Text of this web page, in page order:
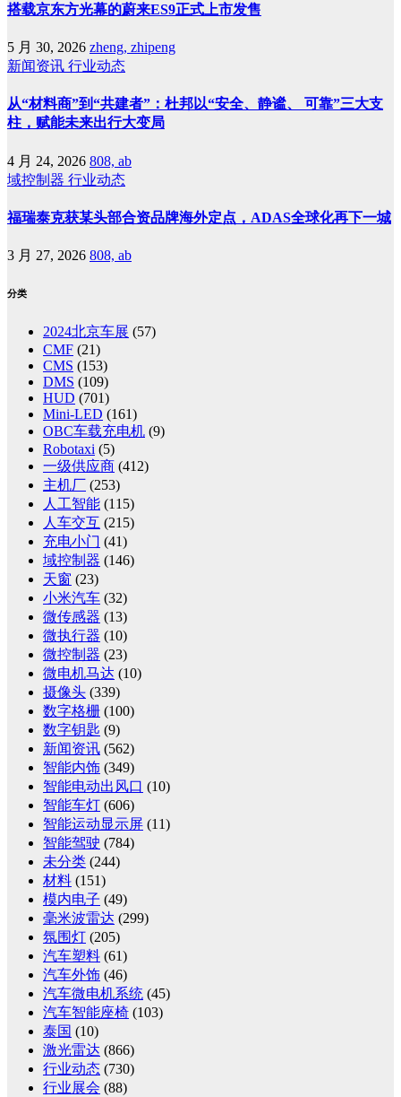
搭载京东方光幕的蔚来ES9正式上市发售
5 月 30, 2026 zheng, zhipeng
新闻资讯 行业动态
从“材料商”到“共建者”：杜邦以“安全、静谧、 可靠”三大支
柱，赋能未来出行大变局
4 月 24, 2026 808, ab
域控制器 行业动态
福瑞泰克获某头部合资品牌海外定点，ADAS全球化再下一城
3 月 27, 2026 808, ab
分类
2024北京车展 (57)
CMF (21)
CMS (153)
DMS (109)
HUD (701)
Mini-LED (161)
OBC车载充电机 (9)
Robotaxi (5)
一级供应商 (412)
主机厂 (253)
人工智能 (115)
人车交互 (215)
充电小门 (41)
域控制器 (146)
天窗 (23)
小米汽车 (32)
微传感器 (13)
微执行器 (10)
微控制器 (23)
微电机马达 (10)
摄像头 (339)
数字格栅 (100)
数字钥匙 (9)
新闻资讯 (562)
智能内饰 (349)
智能电动出风口 (10)
智能车灯 (606)
智能运动显示屏 (11)
智能驾驶 (784)
未分类 (244)
材料 (151)
模内电子 (49)
毫米波雷达 (299)
氛围灯 (205)
汽车塑料 (61)
汽车外饰 (46)
汽车微电机系统 (45)
汽车智能座椅 (103)
泰国 (10)
激光雷达 (866)
行业动态 (730)
行业展会 (88)